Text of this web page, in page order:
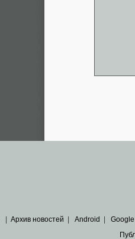
| Архив новостей | Android | Google